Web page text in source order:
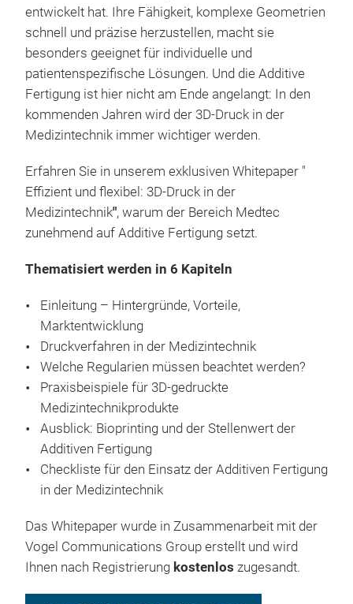
entwickelt hat. Ihre Fähigkeit, komplexe Geometrien
schnell und präzise herzustellen, macht sie
besonders geeignet für individuelle und
patientenspezifische Lösungen. Und die Additive
Fertigung ist hier nicht am Ende angelangt: In den
kommenden Jahren wird der 3D-Druck in der
Medizintechnik immer wichtiger werden.
Erfahren Sie in unserem exklusiven Whitepaper "
Effizient und flexibel: 3D-Druck in der
Medizintechnik", warum der Bereich Medtec
zunehmend auf Additive Fertigung setzt.
Thematisiert werden in 6 Kapiteln
Einleitung – Hintergründe, Vorteile,
Marktentwicklung
Druckverfahren in der Medizintechnik
Welche Regularien müssen beachtet werden?
Praxisbeispiele für 3D-gedruckte
Medizintechnikprodukte
Ausblick: Bioprinting und der Stellenwert der
Additiven Fertigung
Checkliste für den Einsatz der Additiven Fertigung
in der Medizintechnik
Das Whitepaper wurde in Zusammenarbeit mit der
Vogel Communications Group erstellt und wird
Ihnen nach Registrierung kostenlos zugesandt.